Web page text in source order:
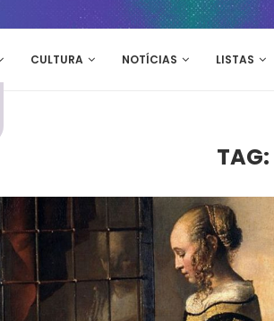
CULTURA NOTÍCIAS LISTAS
TAG: